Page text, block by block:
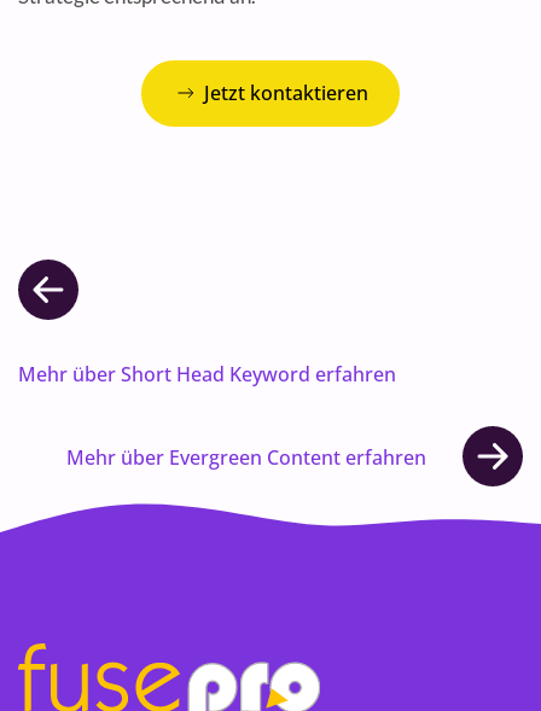
Jetzt kontaktieren
Mehr über Short Head Keyword erfahren
Mehr über Evergreen Content erfahren